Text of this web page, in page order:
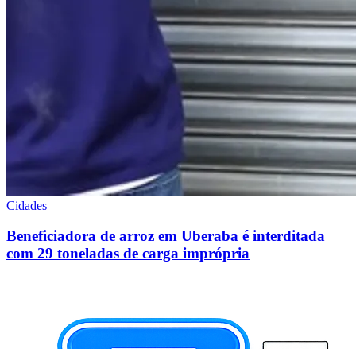
Cidades
Beneficiadora de arroz em Uberaba é interditada
com 29 toneladas de carga imprópria